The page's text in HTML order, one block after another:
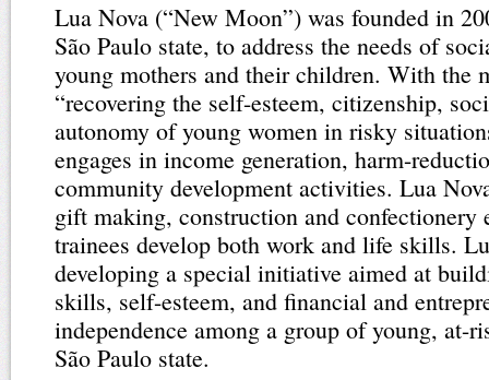
Lua Nova (“New Moon”) was founded in
São Paulo state, to address the needs of
young mothers and their children. With the
“recovering the self-esteem, citizenship,
autonomy of young women in risky
engages in income generation, harm-
community development activities. Lua
gift making, construction and confectionery
trainees develop both work and life skills.
developing a special initiative aimed at
skills, self-esteem, and financial and
independence among a group of young, at-
São Paulo state.